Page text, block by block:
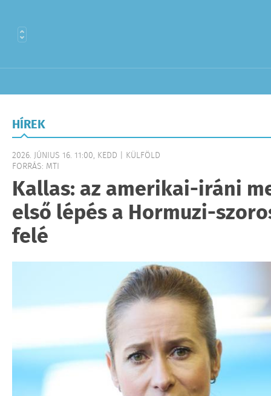
HÍREK
2026. JÚNIUS 16. 11:00, KEDD | KÜLFÖLD
FORRÁS: MTI
Kallas: az amerikai-iráni
első lépés a Hormuzi-
felé